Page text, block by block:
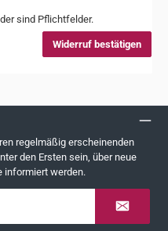
sind Pflichtfelder.
Widerruf bestätigen
regelmäßig erscheinenden
den Ersten sein, über neue
informiert werden.